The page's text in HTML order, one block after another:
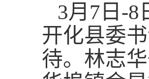
3月 7 日 -8
开化县委
待。林志